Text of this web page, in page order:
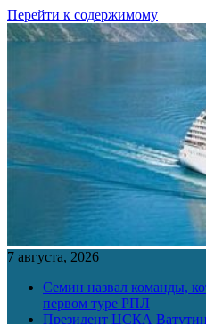
Перейти к содержимому
7 августа, 2026
Семин назвал команды,
первом туре РПЛ
Президент ЦСКА Ватутин